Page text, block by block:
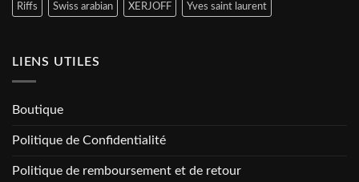
Riffs Swiss arabian XERJOFF Yves saint laurent
LIENS UTILES
Boutique
Politique de Confidentialité
Politique de remboursement et de retour